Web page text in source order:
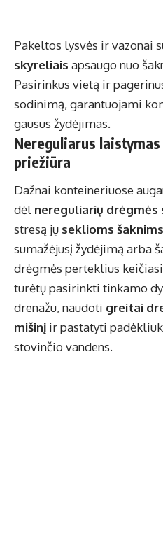
Pakeltos lysvės ir vazonai
skyreliais apsaugo nuo
Pasirinkus vietą ir
sodinimą, garantuojami
gausus žydėjimas.
Nereguliarus
priežiūra
Dažnai konteineriuose
dėl nereguliarių drėgmės
stresą jų seklioms šaknims
sumažėjusį žydėjimą arba
drėgmės perteklius
turėtų pasirinkti tinkamo
drenažu, naudoti greitai
mišinį ir pastatyti
stovinčio vandens.